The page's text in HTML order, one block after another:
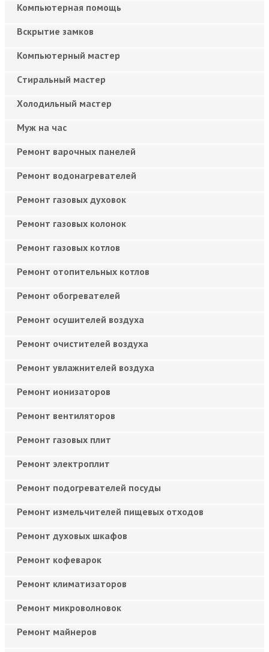
Компьютерная помощь
Вскрытие замков
Компьютерный мастер
Cтиральный мастер
Холодильный мастер
Муж на час
Ремонт варочных панелей
Ремонт водонагревателей
Ремонт газовых духовок
Ремонт газовых колонок
Ремонт газовых котлов
Ремонт отопительных котлов
Ремонт обогревателей
Ремонт осушителей воздуха
Ремонт очистителей воздуха
Ремонт увлажнителей воздуха
Ремонт ионизаторов
Ремонт вентиляторов
Ремонт газовых плит
Ремонт электроплит
Ремонт подогревателей посуды
Ремонт измельчителей пищевых отходов
Ремонт духовых шкафов
Ремонт кофеварок
Ремонт климатизаторов
Ремонт микроволновок
Ремонт майнеров